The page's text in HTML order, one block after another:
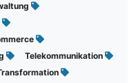
Telekommunikation